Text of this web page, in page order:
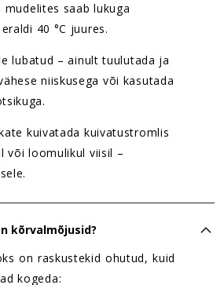
mudelites saab lukuga
40 °C juures.
lubatud – ainult tuulutada ja
niiskusega või kasutada
kuivatada kuivatustromlis
või loomulikul viisil –
kõrvalmõjusid?
on raskustekid ohutud, kuid
kogeda: